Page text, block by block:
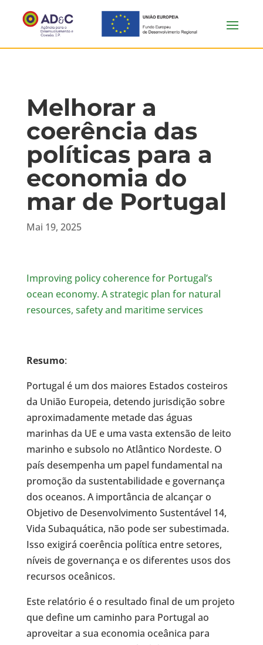
Melhorar a
coerência das
políticas para a
economia do
mar de Portugal
Mai 19, 2025
Improving policy coherence for Portugal’s
ocean economy. A strategic plan for natural
resources, safety and maritime services
Resumo:
Portugal é um dos maiores Estados costeiros
da União Europeia, detendo jurisdição sobre
aproximadamente metade das águas
marinhas da UE e uma vasta extensão de leito
marinho e subsolo no Atlântico Nordeste. O
país desempenha um papel fundamental na
promoção da sustentabilidade e governança
dos oceanos. A importância de alcançar o
Objetivo de Desenvolvimento Sustentável 14,
Vida Subaquática, não pode ser subestimada.
Isso exigirá coerência política entre setores,
níveis de governança e os diferentes usos dos
recursos oceânicos.
Este relatório é o resultado final de um projeto
que define um caminho para Portugal ao
aproveitar a sua economia oceânica para